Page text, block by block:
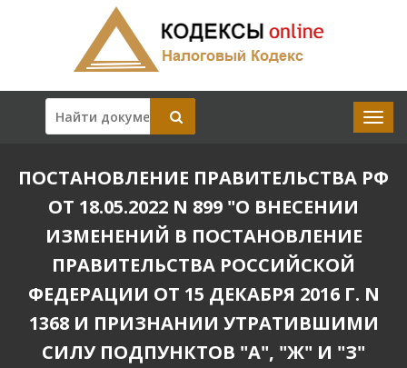
ПОСТАНОВЛЕНИЕ ПРАВИТЕЛЬСТВА РФ
ОТ 18.05.2022 N 899 "О ВНЕСЕНИИ
ИЗМЕНЕНИЙ В ПОСТАНОВЛЕНИЕ
ПРАВИТЕЛЬСТВА РОССИЙСКОЙ
ФЕДЕРАЦИИ ОТ 15 ДЕКАБРЯ 2016 Г. N
1368 И ПРИЗНАНИИ УТРАТИВШИМИ
СИЛУ ПОДПУНКТОВ "А", "Ж" И "З"